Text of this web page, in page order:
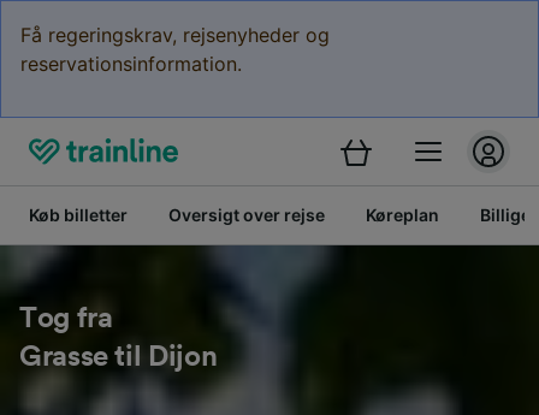
Få regeringskrav, rejsenyheder og
reservationsinformation.
Køb billetter Oversigt over rejse Køreplan Billige
Tog fra
Grasse til Dijon